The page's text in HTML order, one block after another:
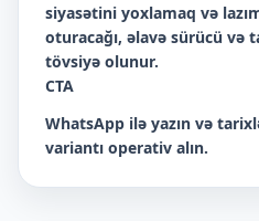
siyasətini yoxlamaq və
oturacağı, əlavə sürücü və
tövsiyə olunur.
CTA
WhatsApp ilə yazın və
variantı operativ alın.